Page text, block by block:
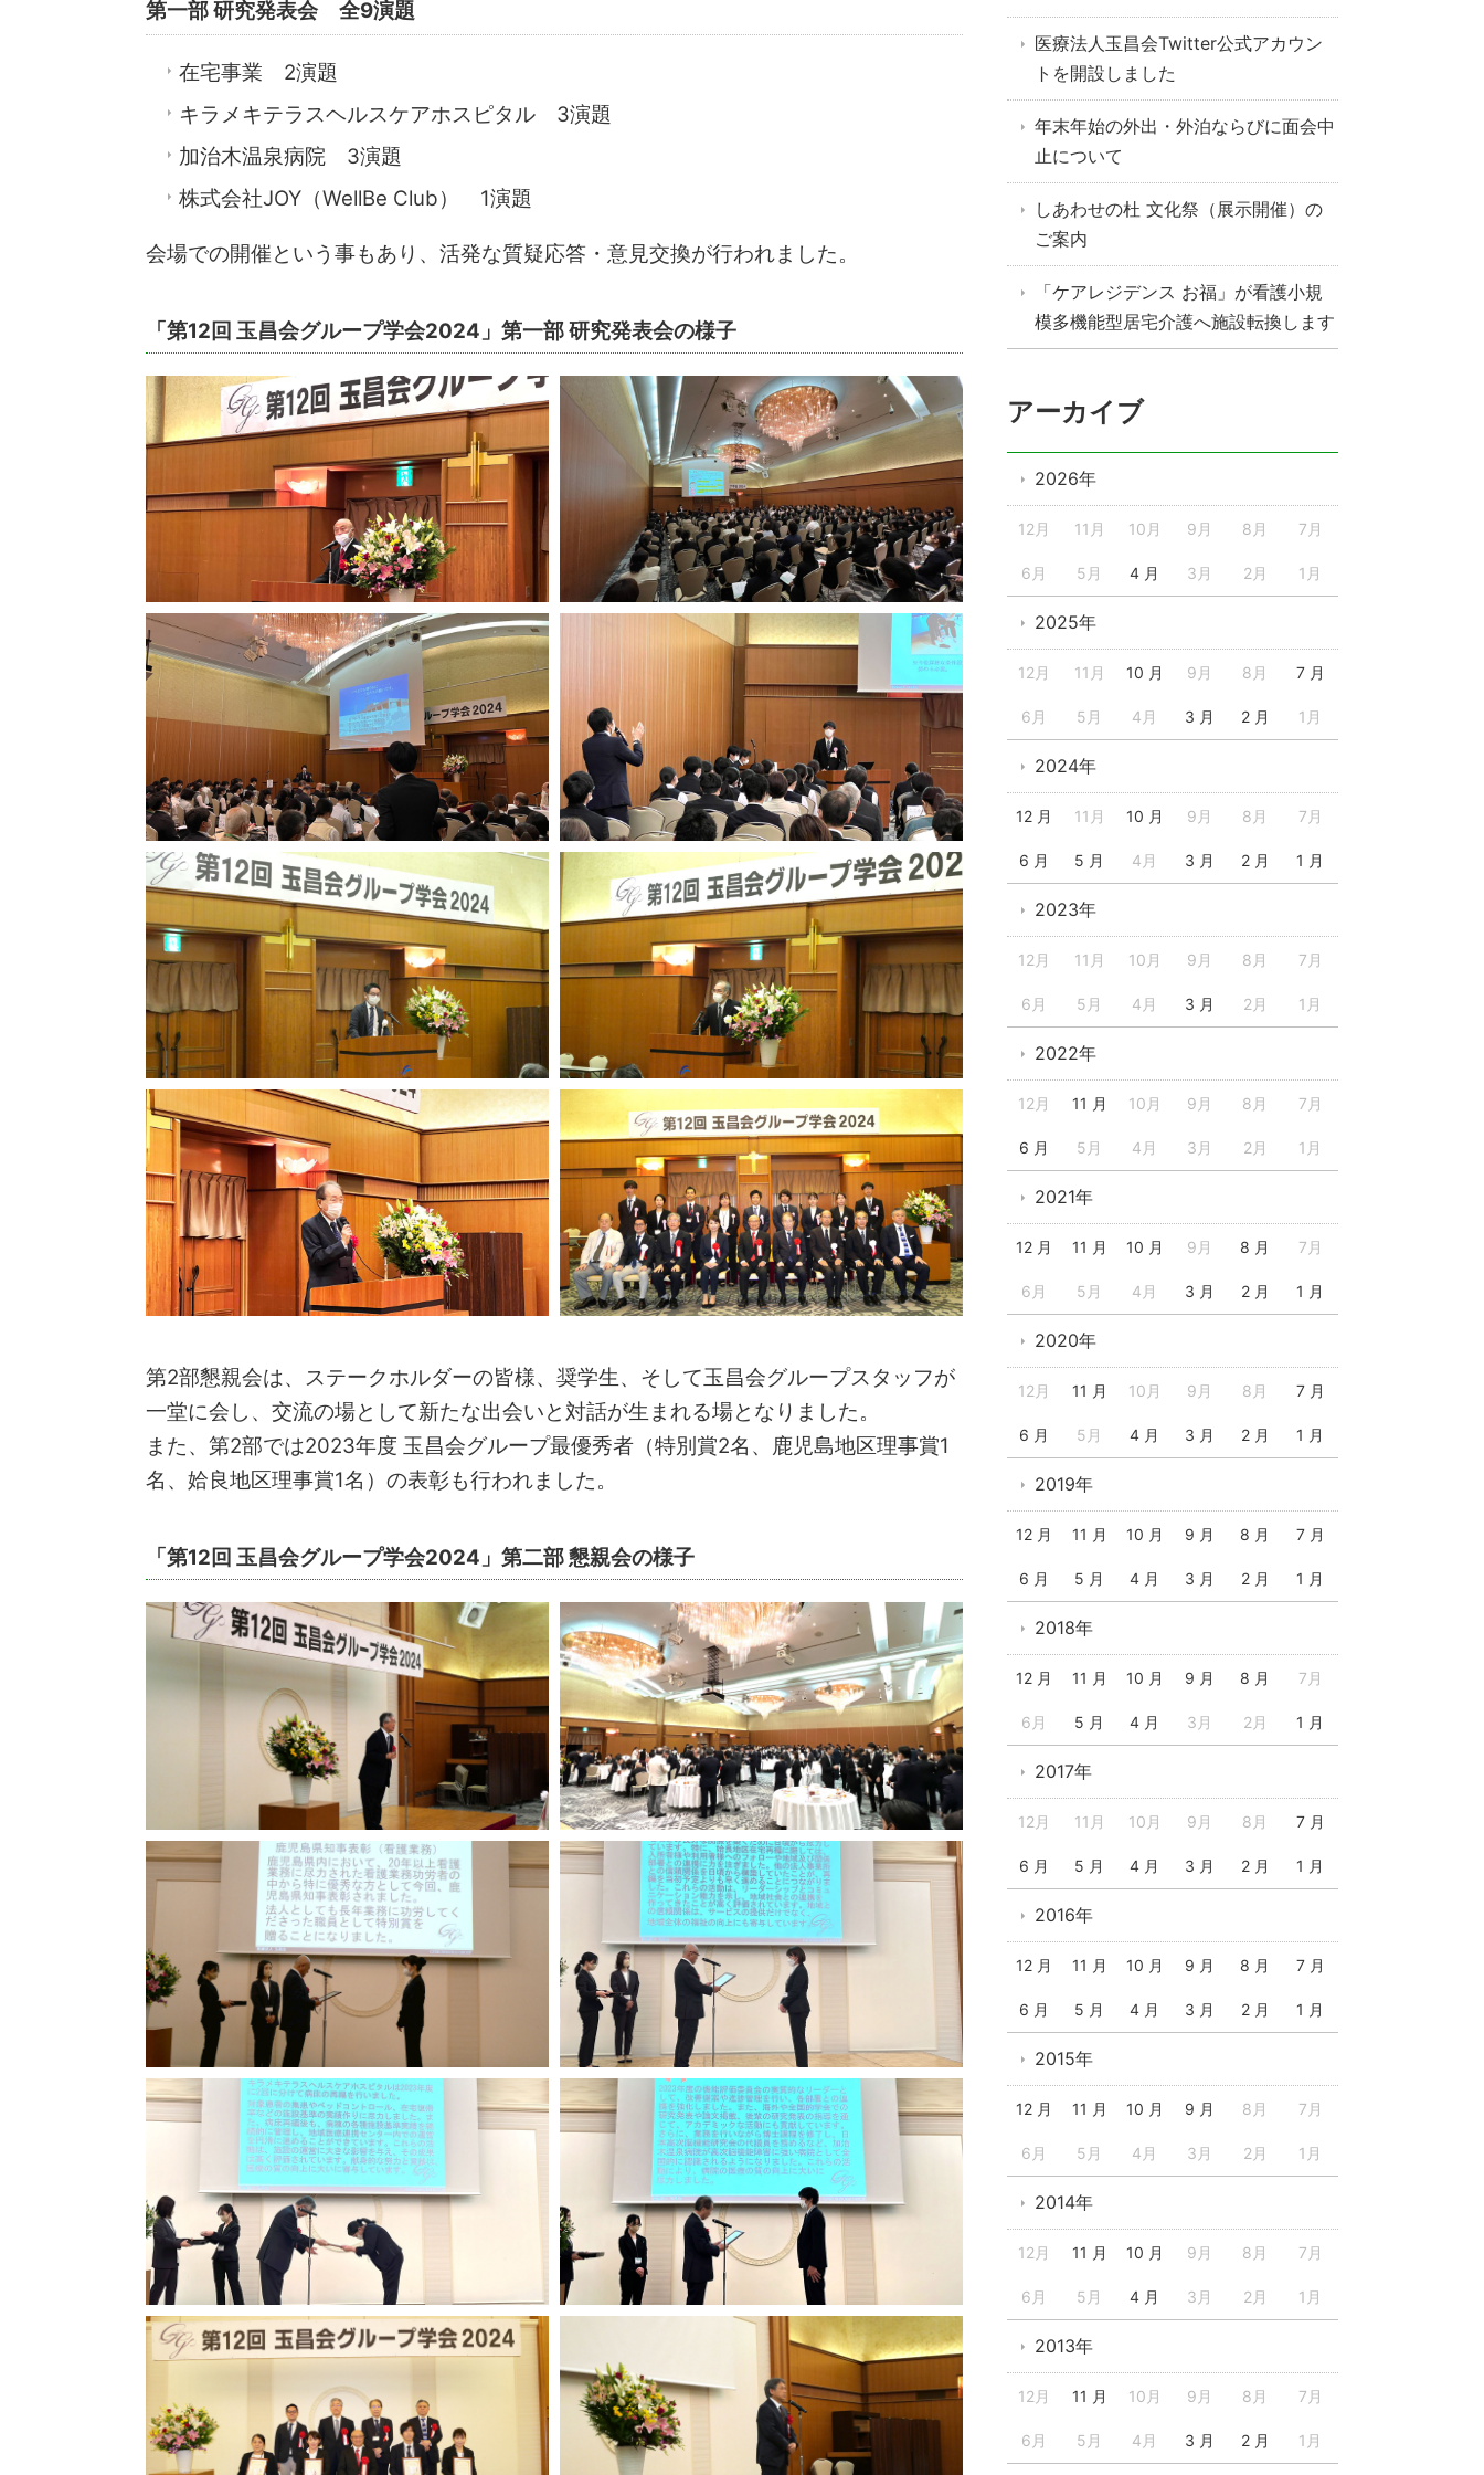
第一部 研究発表会 全9演題
在宅事業 2演題
キラメキテラスヘルスケアホスピタル 3演題
加治木温泉病院 3演題
株式会社JOY（WellBe Club） 1演題
会場での開催という事もあり、活発な質疑応答・意見交換が行われました。
「第12回 玉昌会グループ学会2024」第一部 研究発表会の様子
第2部懇親会は、ステークホルダーの皆様、奨学生、そして玉昌会グループスタッフが
一堂に会し、交流の場として新たな出会いと対話が生まれる場となりました。
また、第2部では2023年度 玉昌会グループ最優秀者（特別賞2名、鹿児島地区理事賞1
名、姶良地区理事賞1名）の表彰も行われました。
「第12回 玉昌会グループ学会2024」第二部 懇親会の様子
医療法人玉昌会Twitter公式アカウン
トを開設しました
年末年始の外出・外泊ならびに面会中
止について
しあわせの杜 文化祭（展示開催）の
ご案内
「ケアレジデンス お福」が看護小規
模多機能型居宅介護へ施設転換します
アーカイブ
2026年
12月 11月 10月 9月 8月 7月
6月 5月 4 月 3月 2月 1月
2025年
12月 11月 10 月 9月 8月 7 月
6月 5月 4月 3 月 2 月 1月
2024年
12 月 11月 10 月 9月 8月 7月
6 月 5 月 4月 3 月 2 月 1 月
2023年
12月 11月 10月 9月 8月 7月
6月 5月 4月 3 月 2月 1月
2022年
12月 11 月 10月 9月 8月 7月
6 月 5月 4月 3月 2月 1月
2021年
12 月 11 月 10 月 9月 8 月 7月
6月 5月 4月 3 月 2 月 1 月
2020年
12月 11 月 10月 9月 8月 7 月
6 月 5月 4 月 3 月 2 月 1 月
2019年
12 月 11 月 10 月 9 月 8 月 7 月
6 月 5 月 4 月 3 月 2 月 1 月
2018年
12 月 11 月 10 月 9 月 8 月 7月
6月 5 月 4 月 3月 2月 1 月
2017年
12月 11月 10月 9月 8月 7 月
6 月 5 月 4 月 3 月 2 月 1 月
2016年
12 月 11 月 10 月 9 月 8 月 7 月
6 月 5 月 4 月 3 月 2 月 1 月
2015年
12 月 11 月 10 月 9 月 8月 7月
6月 5月 4月 3月 2月 1月
2014年
12月 11 月 10 月 9月 8月 7月
6月 5月 4 月 3月 2月 1月
2013年
12月 11 月 10月 9月 8月 7月
6月 5月 4月 3 月 2 月 1月